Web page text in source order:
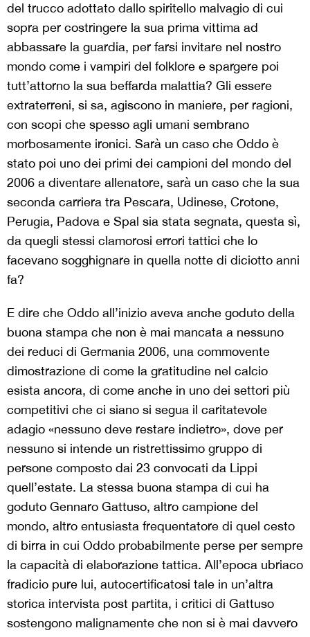
del trucco adottato dallo spiritello malvagio di cui
sopra per costringere la sua prima vittima ad
abbassare la guardia, per farsi invitare nel nostro
mondo come i vampiri del folklore e spargere poi
tutt’attorno la sua beffarda malattia? Gli essere
extraterreni, si sa, agiscono in maniere, per ragioni,
con scopi che spesso agli umani sembrano
morbosamente ironici. Sarà un caso che Oddo è
stato poi uno dei primi dei campioni del mondo del
2006 a diventare allenatore, sarà un caso che la sua
seconda carriera tra Pescara, Udinese, Crotone,
Perugia, Padova e Spal sia stata segnata, questa sì,
da quegli stessi clamorosi errori tattici che lo
facevano sogghignare in quella notte di diciotto anni
fa?
E dire che Oddo all’inizio aveva anche goduto della
buona stampa che non è mai mancata a nessuno
dei reduci di Germania 2006, una commovente
dimostrazione di come la gratitudine nel calcio
esista ancora, di come anche in uno dei settori più
competitivi che ci siano si segua il caritatevole
adagio «nessuno deve restare indietro», dove per
nessuno si intende un ristrettissimo gruppo di
persone composto dai 23 convocati da Lippi
quell’estate. La stessa buona stampa di cui ha
goduto Gennaro Gattuso, altro campione del
mondo, altro entusiasta frequentatore di quel cesto
di birra in cui Oddo probabilmente perse per sempre
la capacità di elaborazione tattica. All’epoca ubriaco
fradicio pure lui, autocertificatosi tale in un’altra
storica intervista post partita, i critici di Gattuso
sostengono malignamente che non si è mai davvero